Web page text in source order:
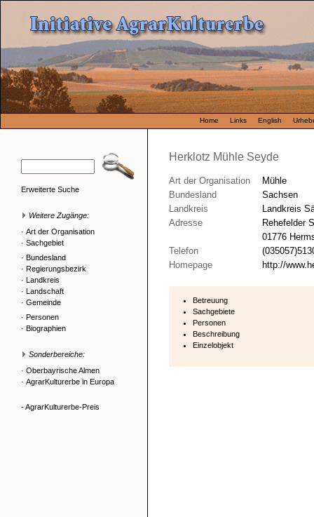
Home Links English
Erweiterte Suche
Weitere Zugänge:
· Art der Organisation
· Sachgebiet
· Bundesland
· Regierungsbezirk
· Landkreis
· Landschaft
· Gemeinde
· Personen
· Biographien
Sonderbereiche:
· Oberbayrische Almen
· AgrarKulturerbe in Europa
- AgrarKulturerbe-Preis
Herklotz Mühle Seyde
Art der Organisation
Mühle
Bundesland
Sachsen
Landkreis
Landkreis
Adresse
Rehefelder
01776
Telefon
Homepage
http://
Betreuung
Sachgebiete
Personen
Beschreibung
Einzelobjekt